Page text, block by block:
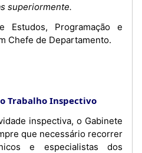
superiormente.
Chefe de Departamento.
Trabalho Inspectivo
inspectiva, o Gabinete
que necessário recorrer
e especialistas dos